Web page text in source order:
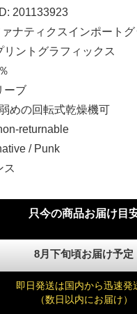
201133923
ナティクスインポートグ
リントグラフィックス
ーブ
めの回転式乾燥機可
returnable
/ Punk
ス
只今の商品お届け目
8月下旬頃お届け予定
即日発送は国内から迅速発
（数日以内にお届け）
)
込)